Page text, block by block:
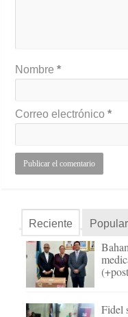
Nombre*
Correo electrónico*
Reciente Popular
Fidel